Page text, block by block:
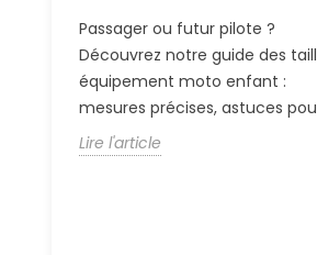
Passager ou futur pilote ?
Découvrez notre guide des
équipement moto enfant :
mesures précises, astuces
Lire l'article